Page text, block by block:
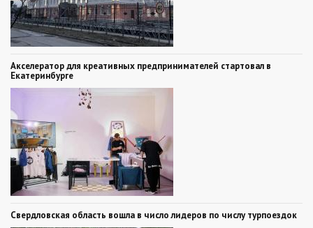
Акселератор для креативных предпринимателей стартовал в
Екатеринбурге
Свердловская область вошла в число лидеров по числу турпоездок